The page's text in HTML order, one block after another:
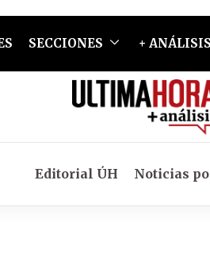
SECCIONES + ANÁLISIS
Editorial ÚH Noticias